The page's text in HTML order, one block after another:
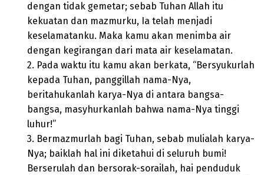
dengan tidak gemetar; sebab Tuhan Allah itu
kekuatan dan mazmurku, Ia telah menjadi
keselamatanku. Maka kamu akan menimba air
dengan kegirangan dari mata air keselamatan.
2. Pada waktu itu kamu akan berkata, “Bersyukurlah
kepada Tuhan, panggillah nama-Nya,
beritahukanlah karya-Nya di antara bangsa-
bangsa, masyhurkanlah bahwa nama-Nya tinggi
luhur!”
3. Bermazmurlah bagi Tuhan, sebab mulialah karya-
Nya; baiklah hal ini diketahui di seluruh bumi!
Berserulah dan bersorak-sorailah, hai penduduk